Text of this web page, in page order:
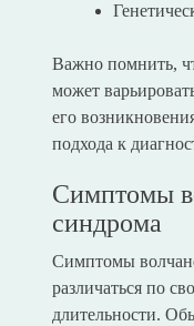
Важно помнить,
может
его
подхода к
Симптомы
синдрома
Симптомы
различаться по
длительности.